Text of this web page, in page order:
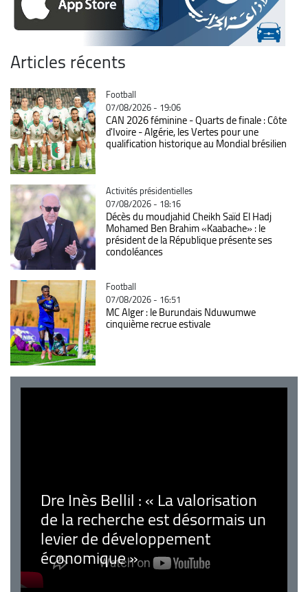
Articles récents
Catégorie
Football
07/08/2026 - 19:06
CAN 2026 féminine - Quarts de finale : Côte
d'Ivoire - Algérie, les Vertes pour une
qualification historique au Mondial brésilien
Catégorie
Activités présidentielles
07/08/2026 - 18:16
Décès du moudjahid Cheikh Saïd El Hadj
Mohamed Ben Brahim «Kaabache» : le
président de la République présente ses
condoléances
Catégorie
Football
07/08/2026 - 16:51
MC Alger : le Burundais Nduwumwe
cinquième recrue estivale
Dre Inès Bellil : « La valorisation
de la recherche est désormais un
levier de développement
économique »